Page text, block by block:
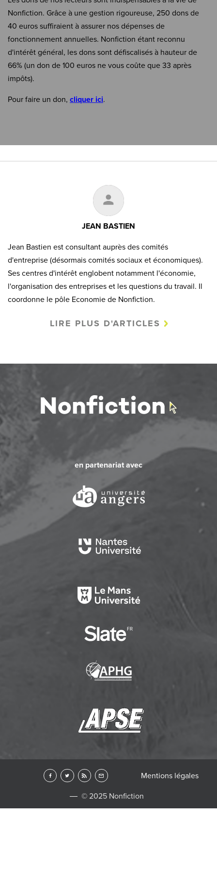
Nonfiction. Grâce à une gestion rigoureuse, 250 dons de
40 euros suffiraient à assurer nos dépenses de
fonctionnement annuelles. Nonfiction étant reconnu
d'intérêt général, les dons sont défiscalisés à hauteur de
66% (un don de 100 euros ne vous coûte que 33 après
impôts).
Pour faire un don, cliquer ici.
JEAN BASTIEN
Jean Bastien est consultant auprès des comités
d'entreprise (désormais comités sociaux et économiques).
Ses centres d'intérêt englobent notamment l'économie,
l'organisation des entreprises et les questions du travail. Il
coordonne le pôle Economie de Nonfiction.
LIRE PLUS D'ARTICLES
en partenariat avec
© 2025 Nonfiction
Mentions légales